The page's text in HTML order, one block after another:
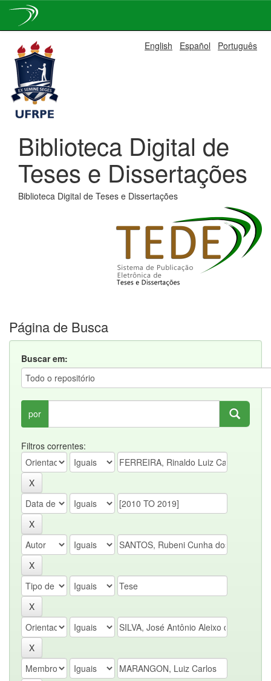
navigation
English Español Português
Biblioteca Digital de
Teses e Dissertações
Biblioteca Digital de Teses e Dissertações
Página de Busca
Buscar em:
por
Filtros correntes: